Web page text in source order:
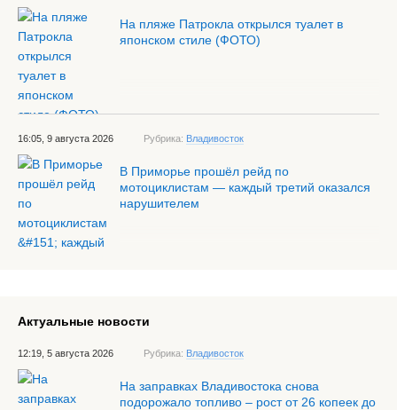
На пляже Патрокла открылся туалет в
японском стиле (ФОТО)
16:05, 9 августа 2026 Рубрика: Владивосток
В Приморье прошёл рейд по
мотоциклистам — каждый третий оказался
нарушителем
Актуальные новости
12:19, 5 августа 2026 Рубрика: Владивосток
На заправках Владивостока снова
подорожало топливо – рост от 26 копеек до